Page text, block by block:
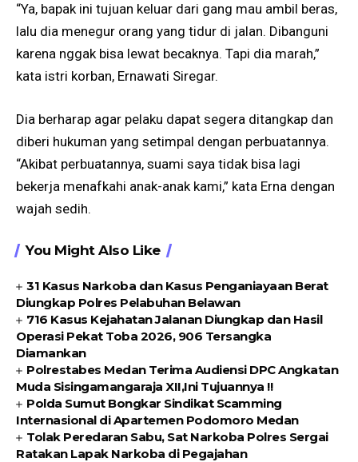
“Ya, bapak ini tujuan keluar dari gang mau ambil beras,
lalu dia menegur orang yang tidur di jalan. Dibanguni
karena nggak bisa lewat becaknya. Tapi dia marah,”
kata istri korban, Ernawati Siregar.
Dia berharap agar pelaku dapat segera ditangkap dan
diberi hukuman yang setimpal dengan perbuatannya.
“Akibat perbuatannya, suami saya tidak bisa lagi
bekerja menafkahi anak-anak kami,” kata Erna dengan
wajah sedih.
You Might Also Like
31 Kasus Narkoba dan Kasus Penganiayaan Berat
Diungkap Polres Pelabuhan Belawan
716 Kasus Kejahatan Jalanan Diungkap dan Hasil
Operasi Pekat Toba 2026, 906 Tersangka
Diamankan
Polrestabes Medan Terima Audiensi DPC Angkatan
Muda Sisingamangaraja XII,Ini Tujuannya !!
Polda Sumut Bongkar Sindikat Scamming
Internasional di Apartemen Podomoro Medan
Tolak Peredaran Sabu, Sat Narkoba Polres Sergai
Ratakan Lapak Narkoba di Pegajahan